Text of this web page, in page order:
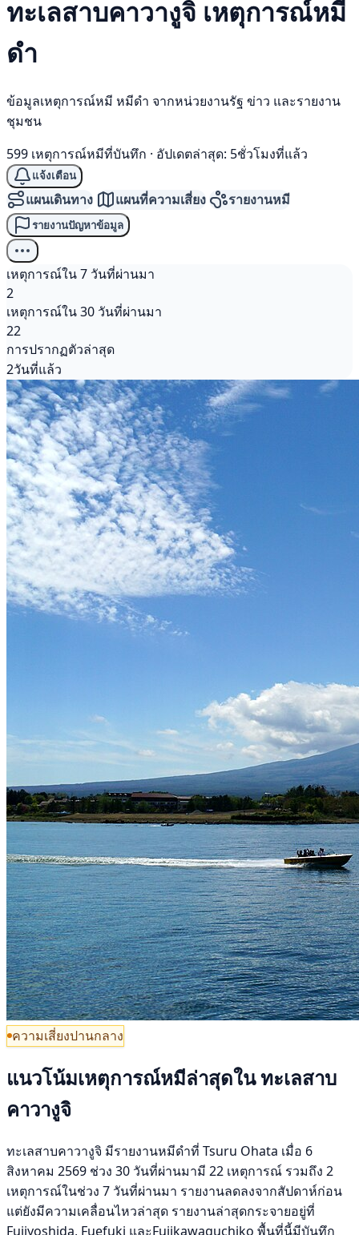
ทะเลสาบคาวางูจิ เหตุการณ์หมี
ดำ
ข้อมูลเหตุการณ์หมี หมีดำ จากหน่วยงานรัฐ ข่าว และรายงาน
ชุมชน
599 เหตุการณ์หมีที่บันทึก · อัปเดตล่าสุด: 5ชั่วโมงที่แล้ว
แจ้งเตือน
แผนเดินทาง แผนที่ความเสี่ยง รายงานหมี
รายงานปัญหาข้อมูล
เหตุการณ์ใน 7 วันที่ผ่านมา
2
เหตุการณ์ใน 30 วันที่ผ่านมา
22
การปรากฏตัวล่าสุด
2วันที่แล้ว
ความเสี่ยงปานกลาง
แนวโน้มเหตุการณ์หมีล่าสุดใน ทะเลสาบ
คาวางูจิ
ทะเลสาบคาวางูจิ มีรายงานหมีดำที่ Tsuru Ohata เมื่อ 6
สิงหาคม 2569 ช่วง 30 วันที่ผ่านมามี 22 เหตุการณ์ รวมถึง 2
เหตุการณ์ในช่วง 7 วันที่ผ่านมา รายงานลดลงจากสัปดาห์ก่อน
แต่ยังมีความเคลื่อนไหวล่าสุด รายงานล่าสุดกระจายอยู่ที่
Fujiyoshida, Fuefuki และFujikawaguchiko พื้นที่นี้มีบันทึก